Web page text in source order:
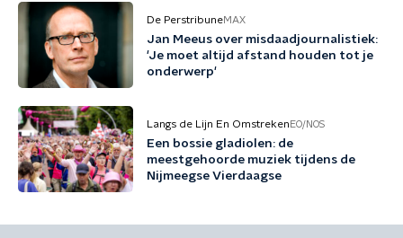
De PerstribuneMAX
Jan Meeus over misdaadjournalistiek:
'Je moet altijd afstand houden tot je
onderwerp'
Langs de Lijn En Omstreken EO/NOS
Een bossie gladiolen: de
meestgehoorde muziek tijdens de
Nijmeegse Vierdaagse